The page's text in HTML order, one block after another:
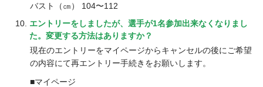
バスト（㎝） 104〜112
エントリーをしましたが、選手が1名参加出来なくなりまし
た。変更する方法はありますか？
現在のエントリーをマイページからキャンセルの後にご希望
の内容にて再エントリー手続きをお願いします。
■マイページ